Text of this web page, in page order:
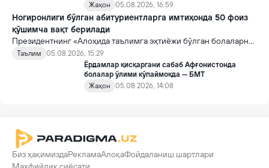
Жаҳон
05.08.2026, 16:59
Ногиронлиги бўлган абитуриентларга имтиҳонда 50 фоиз
қўшимча вақт берилади
Президентнинг «Алоҳида таълимга эҳтиёжи бўлган болаларни
таълим ва ижтимоий хизматлар билан қамраб олиш тизимини
такомиллаштириш бўйича қўшимча чора-тадбирлар
тўғрисида»ги қарори билан инклюзив таълим соҳасида қатор
янги механизмлар жорий этилади.
Таълим
05.08.2026, 15:29
Ёрдамлар қисқаргани сабаб Афғонистонда
болалар ўлими кўпаймоқда — БМТ
Жаҳон
05.08.2026, 14:08
Биз ҳақимиздаРекламаАлоқаФойдаланиш шартлари